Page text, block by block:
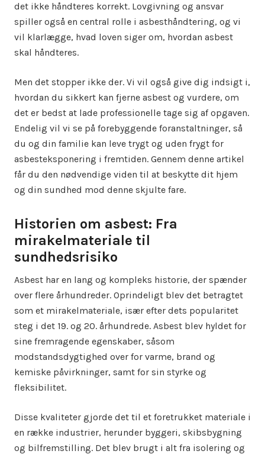
det ikke håndteres korrekt. Lovgivning og ansvar
spiller også en central rolle i asbesthåndtering, og vi
vil klarlægge, hvad loven siger om, hvordan asbest
skal håndteres.
Men det stopper ikke der. Vi vil også give dig indsigt i,
hvordan du sikkert kan fjerne asbest og vurdere, om
det er bedst at lade professionelle tage sig af opgaven.
Endelig vil vi se på forebyggende foranstaltninger, så
du og din familie kan leve trygt og uden frygt for
asbesteksponering i fremtiden. Gennem denne artikel
får du den nødvendige viden til at beskytte dit hjem
og din sundhed mod denne skjulte fare.
Historien om asbest: Fra
mirakelmateriale til
sundhedsrisiko
Asbest har en lang og kompleks historie, der spænder
over flere århundreder. Oprindeligt blev det betragtet
som et mirakelmateriale, især efter dets popularitet
steg i det 19. og 20. århundrede. Asbest blev hyldet for
sine fremragende egenskaber, såsom
modstandsdygtighed over for varme, brand og
kemiske påvirkninger, samt for sin styrke og
fleksibilitet.
Disse kvaliteter gjorde det til et foretrukket materiale i
en række industrier, herunder byggeri, skibsbygning
og bilfremstilling. Det blev brugt i alt fra isolering og